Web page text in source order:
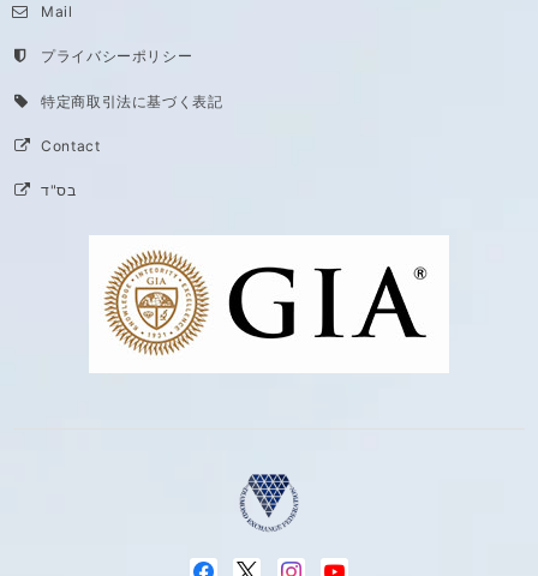
Mail
プライバシーポリシー
特定商取引法に基づく表記
Contact
בס"ד